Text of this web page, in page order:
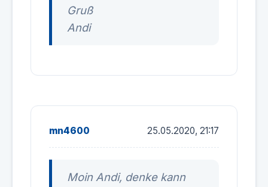
Gruß
Andi
mn4600 25.05.2020, 21:17
Moin Andi, denke kann